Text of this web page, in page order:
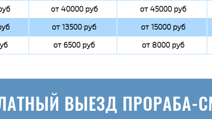
от 40000 руб от 45000 руб
от 13500 руб от 15000 руб
от 6500 руб от 8000 руб
ВЫЕЗД ПРОРАБА-